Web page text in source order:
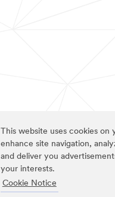
This website uses cookies on
enhance site navigation,
and deliver you
your interests.
Cookie Notice